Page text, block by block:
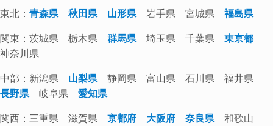
東北：青森県 秋田県 山形県岩手県 宮城県福島県
関東：茨城県 栃木県群馬県埼玉県 千葉県東京都
神奈川県
中部：新潟県 山梨県静岡県 富山県 石川県 福井県
長野県岐阜県愛知県
関西：三重県 滋賀県京都府 大阪府 奈良県和歌山